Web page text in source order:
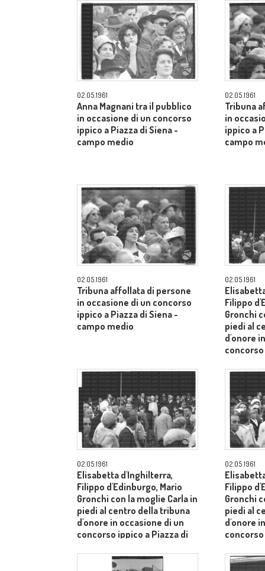
02.05.1961
Anna Magnani tra il pubblico
in occasione di un concorso
ippico a Piazza di Siena -
campo medio
02.05.1961
Tribuna
in
ippico a
campo
02.05.1961
Tribuna affollata di persone
in occasione di un concorso
ippico a Piazza di Siena -
campo medio
02.05.1961
Filippo
Gronchi
piedi al
d'onore
02.05.1961
Elisabetta d'Inghilterra,
Filippo d'Edinburgo, Mario
Gronchi con la moglie Carla in
piedi al centro della tribuna
d'onore in occasione di un
concorso ippico a Piazza di
02.05.1961
Filippo
Gronchi
piedi al
d'onore